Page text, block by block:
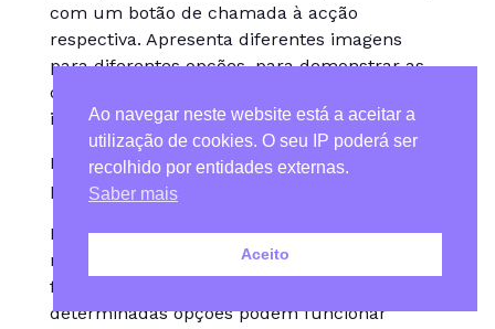
com um botão de chamada à acção
respectiva. Apresenta diferentes imagens
para diferentes opções, para demonstrar as
diferentes situações possíveis. E apresenta de
imediato o CTA no primeiro écran.
É muito simples e directo ao assunto sem
perder tempo.
Pouco tradicional, mas cada mercado e
negócio deve adaptar-se à sua realidade e
fugir às regras sempre que se verifica que
determinadas opções podem funcionar
Ao navegar neste website está a aceitar a
utilização de cookies. O seu IP poderá ser
recolhido por entidades externas.
Saber mais
Aceito